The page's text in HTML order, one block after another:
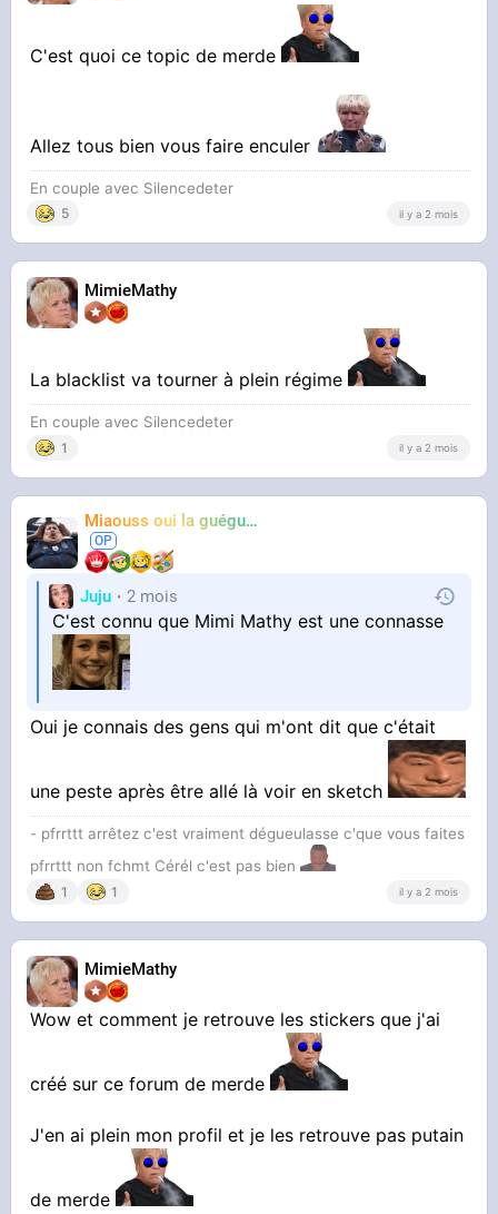
YOUTUBE
C'est quoi ce topic de merde
Allez tous bien vous faire enculer
En couple avec Silencedeter
5 il y a 2 mois
MimieMathy
La blacklist va tourner à plein régime
En couple avec Silencedeter
1 il y a 2 mois
Miaouss oui la guéguérre
Juju 2 mois
C'est connu que Mimi Mathy est une connasse
Oui je connais des gens qui m'ont dit que c'était
une peste après être allé là voir en sketch
- pfrrttt arrêtez c'est vraiment dégueulasse c'que vous faites
pfrrttt non fchmt Cérél c'est pas bien
1 1 il y a 2 mois
MimieMathy
Wow et comment je retrouve les stickers que j'ai
créé sur ce forum de merde
J'en ai plein mon profil et je les retrouve pas putain
de merde